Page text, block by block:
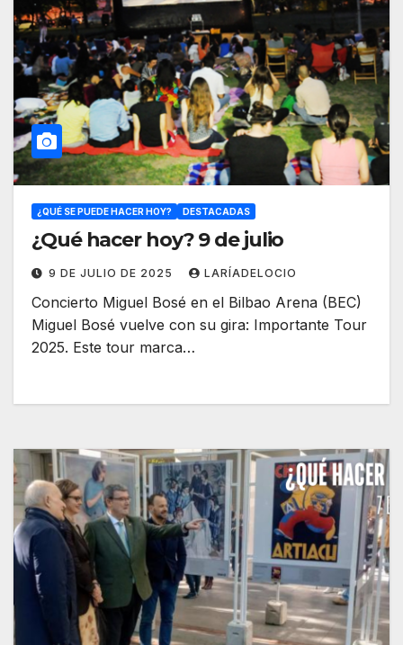
¿QUÉ SE PUEDE HACER HOY? DESTACADAS
¿Qué hacer hoy? 9 de julio
9 DE JULIO DE 2025 LARÍADELOCIO
Concierto Miguel Bosé en el Bilbao Arena (BEC)
Miguel Bosé vuelve con su gira: Importante Tour
2025. Este tour marca…